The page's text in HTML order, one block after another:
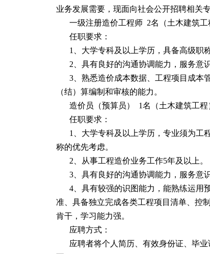
业务发展需要，现面向社会公开招聘相关
一级注册造价工程师 2名（土木建筑工
任职要求：
1、大学专科及以上学历，具备高级职
2、具有良好的沟通协调能力，服务意
3、熟悉造价成本数据、工程项目成本
（结）算编制和审核的能力。
造价员（预算员） 1名（土木建筑工程
任职要求：
1、大学专科及以上学历，专业须为工
称的优先考虑。
2、从事工程造价业务工作5年及以上。
3、具有良好的沟通协调能力，服务意
4、具有较强的识图能力，能熟练运用
准、具备独立完成各类工程项目清单、控
肯干，学习能力强。
应聘方式：
应聘者将个人简历、有效身份证、毕